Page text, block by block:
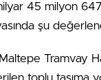
45 milyon
şu
Tramvay
toplu taşıma